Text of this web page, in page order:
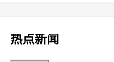
热点新闻